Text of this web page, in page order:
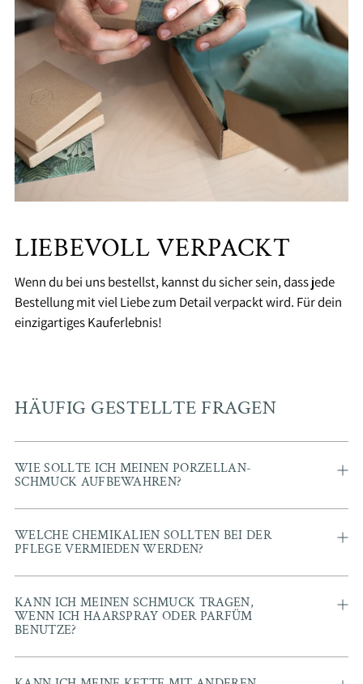
LIEBEVOLL VERPACKT
Wenn du bei uns bestellst, kannst du sicher sein, dass jede
Bestellung mit viel Liebe zum Detail verpackt wird. Für dein
einzigartiges Kauferlebnis!
HÄUFIG GESTELLTE FRAGEN
WIE SOLLTE ICH MEINEN PORZELLAN-
SCHMUCK AUFBEWAHREN?
WELCHE CHEMIKALIEN SOLLTEN BEI DER
PFLEGE VERMIEDEN WERDEN?
KANN ICH MEINEN SCHMUCK TRAGEN,
WENN ICH HAARSPRAY ODER PARFÜM
BENUTZE?